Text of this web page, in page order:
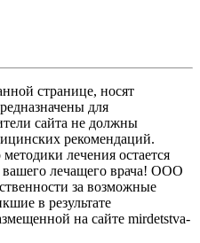
странице, носят
для
сайта не должны
рекомендаций.
лечения остается
вашего лечащего врача! ООО
за возможные
в результате
на сайте mirdetstva-